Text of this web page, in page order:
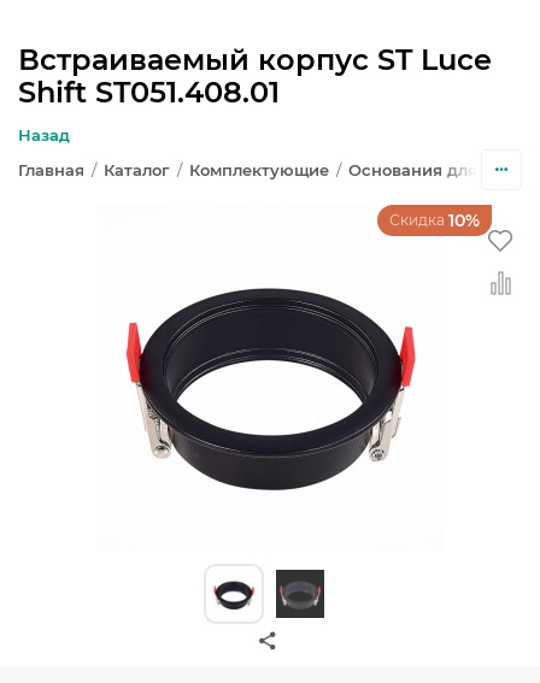
Встраиваемый корпус ST Luce
Shift ST051.408.01
Назад
Главная / Каталог / Комплектующие / Основания для
Скидка 10%
ЛЮСТРЫ
СВЕТИЛЬНИКИ КАК В ИКЕА
ТРЕКОВЫЕ СИСТЕМЫ
ОФИСНОЕ ОСВЕЩЕНИЕ
СВЕТОДИОДНАЯ ПОДСВЕТКА